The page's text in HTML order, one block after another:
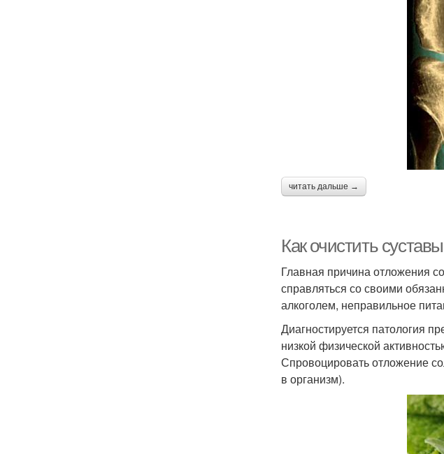
читать дальше →
Как очистить
Главная причина отложения
справляться со своими
алкоголем, неправильное
Диагностируется патология
низкой физической
Спровоцировать отложение
в организм).